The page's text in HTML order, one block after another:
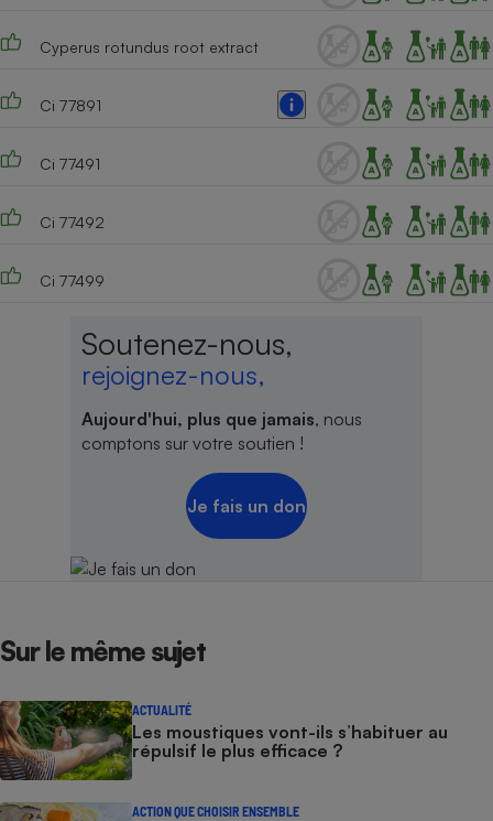
Cyperus rotundus root extract
Ci 77891
Ci 77491
Ci 77492
Ci 77499
Soutenez-nous,
rejoignez-nous,
Aujourd'hui, plus que jamais, nous
comptons sur votre soutien !
Je fais un don
Sur le même sujet
ACTUALITÉ
Les moustiques vont-ils s’habituer au
répulsif le plus efficace ?
ACTION QUE CHOISIR ENSEMBLE